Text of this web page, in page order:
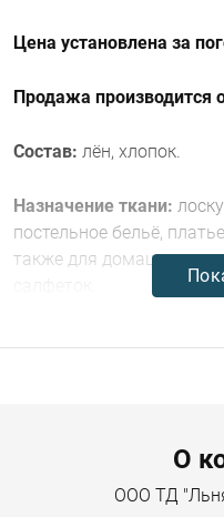
Цена установлена за
Продажа производится
Состав: лён, хлопок.
Назначение ткани:
постельное бельё,
также для домашнего
Ширина предмета
Вес товара с
Menu footerО
ООО ТД